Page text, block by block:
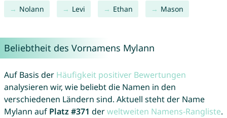
Nolann Levi Ethan Mason
Beliebtheit des Vornamens Mylann
Auf Basis der Häufigkeit positiver Bewertungen
analysieren wir, wie beliebt die Namen in den
verschiedenen Ländern sind. Aktuell steht der Name
Mylann auf Platz #371 derweltweiten Namens-Rangliste.